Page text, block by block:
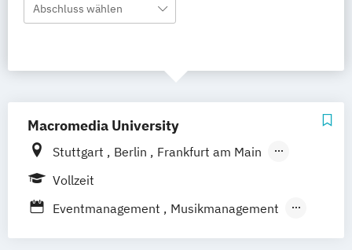
Abschluss wählen
Macromedia University
Stuttgart Berlin
Frankfurt am Main
Hamburg
Vollzeit
Eventmanagement
Musikmanagement